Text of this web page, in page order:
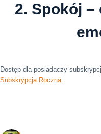
2. Spokój –
Dostęp dla posiadaczy
Subskrypcja Roczna.